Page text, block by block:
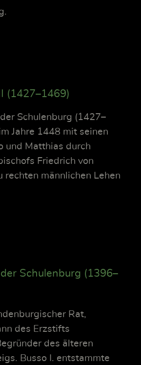
(1427–1469)
Schulenburg (1427–
Jahre 1448 mit seinen
und Matthias durch
Friedrich von
rechten männlichen Lehen
Schulenburg (1396–
Rat,
des Erzstifts
des älteren
Busso I. entstammte